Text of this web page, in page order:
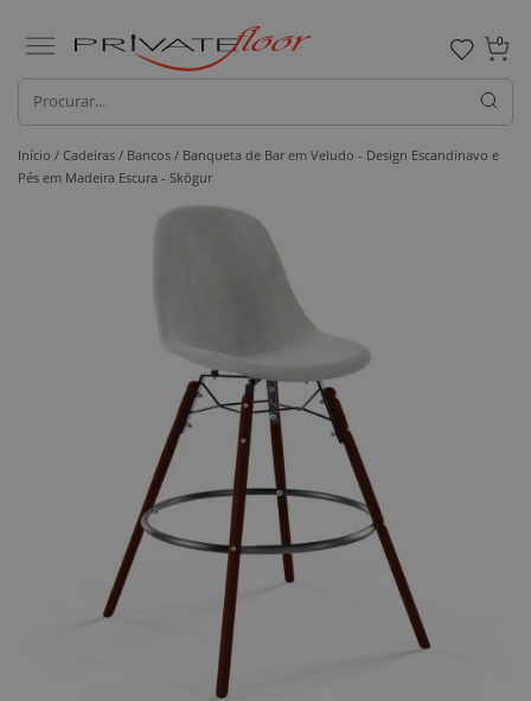
0
Início / Cadeiras / Bancos / Banqueta de Bar em Veludo - Design Escandinavo e
Pés em Madeira Escura - Skögur